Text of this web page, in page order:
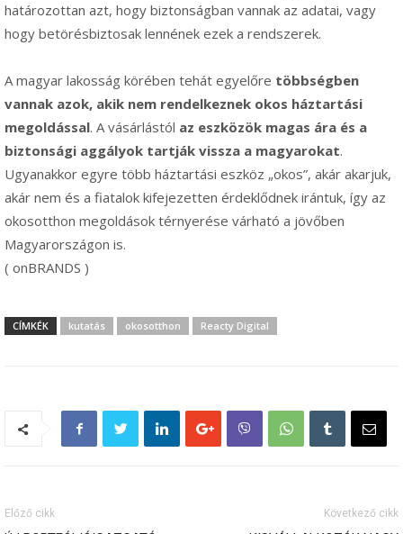
határozottan azt, hogy biztonságban vannak az adatai, vagy
hogy betörésbiztosak lennének ezek a rendszerek.
A magyar lakosság körében tehát egyelőre többségben
vannak azok, akik nem rendelkeznek okos háztartási
megoldással. A vásárlástól az eszközök magas ára és a
biztonsági aggályok tartják vissza a magyarokat.
Ugyanakkor egyre több háztartási eszköz „okos”, akár akarjuk,
akár nem és a fiatalok kifejezetten érdeklődnek irántuk, így az
okosotthon megoldások térnyerése várható a jövőben
Magyarországon is.
( onBRANDS )
CÍMKÉK kutatás okosotthon Reacty Digital
Előző cikk Következő cikk